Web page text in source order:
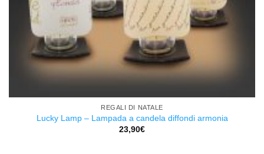
REGALI DI NATALE
Lucky Lamp – Lampada a candela diffondi armonia
23,90€